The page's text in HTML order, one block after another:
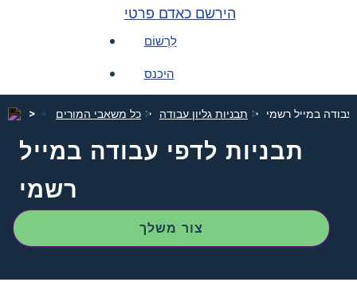
הירשם כאדם פרטי
לִרְשׁוֹם
היכנס
כל משאבי המורים תבניות גליון עבודה עבודה במייל רשמי
תבניות לדפי עבודה במייל
רשמי
צור משלך